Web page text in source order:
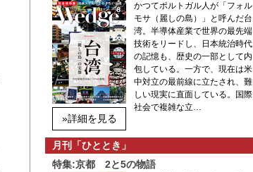
»詳細を見る
かつてポルトガル人が「フォル
モサ（麗しの島）」と呼んだ台
湾。半導体産業で世界の最先端
技術をリードし、日本統治時代
の記憶も、歴史の一部として内
包している。一方で、現在は米
中対立の最前線に立たされ、難
しい現実に直面している。国際
社会で複雑な立…
月刊「ひととき」
特集:京都 2と5の物語